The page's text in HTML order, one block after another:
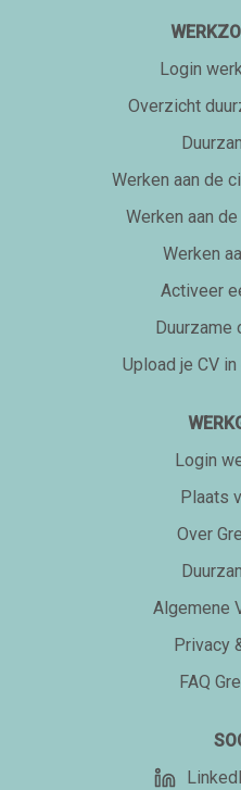
Login
Overzicht
Werken aan de
Werken aan
Werken
Activeer
Duurzame
Upload je CV
Login
Plaats
Over
Algemene
Privacy
FAQ